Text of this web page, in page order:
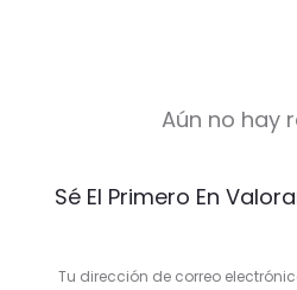
Aún no hay
Sé El Primero En
Tu dirección de correo